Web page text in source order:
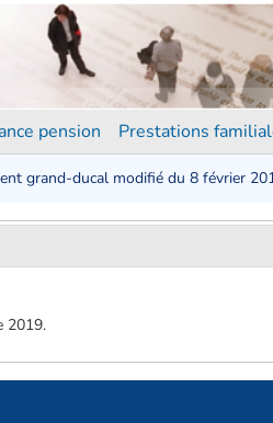
pension Prestations
grand-ducal modifié du 8 février
2019.